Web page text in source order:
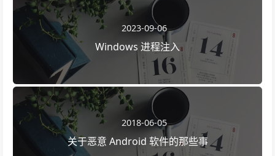
2023-09-06
Windows 进程注入
2018-06-05
关于恶意 Android 软件的那些事